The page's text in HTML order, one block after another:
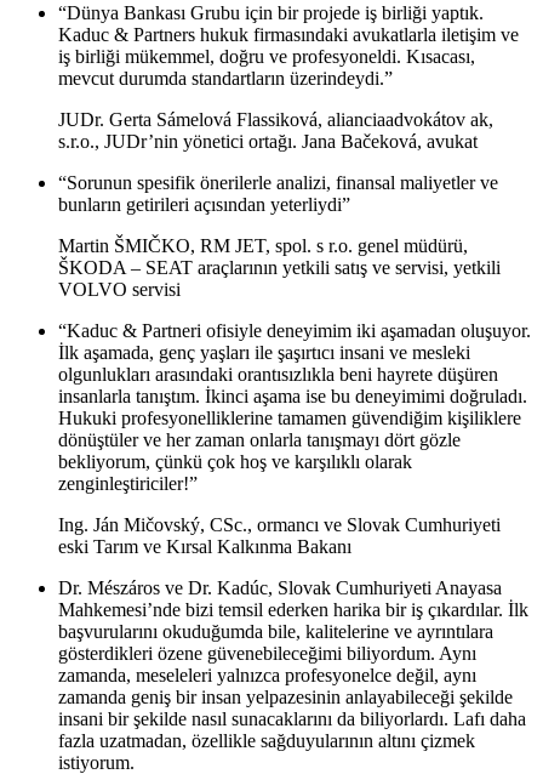
“Dünya Bankası Grubu için bir projede iş birliği yaptık.
Kaduc & Partners hukuk firmasındaki avukatlarla iletişim ve
iş birliği mükemmel, doğru ve profesyoneldi. Kısacası,
mevcut durumda standartların üzerindeydi.”
JUDr. Gerta Sámelová Flassiková, alianciaadvokátov ak,
s.r.o., JUDr’nin yönetici ortağı. Jana Bačeková, avukat
“Sorunun spesifik önerilerle analizi, finansal maliyetler ve
bunların getirileri açısından yeterliydi”
Martin ŠMIČKO, RM JET, spol. s r.o. genel müdürü,
ŠKODA – SEAT araçlarının yetkili satış ve servisi, yetkili
VOLVO servisi
“Kaduc & Partneri ofisiyle deneyimim iki aşamadan oluşuyor.
İlk aşamada, genç yaşları ile şaşırtıcı insani ve mesleki
olgunlukları arasındaki orantısızlıkla beni hayrete düşüren
insanlarla tanıştım. İkinci aşama ise bu deneyimimi doğruladı.
Hukuki profesyonelliklerine tamamen güvendiğim kişiliklere
dönüştüler ve her zaman onlarla tanışmayı dört gözle
bekliyorum, çünkü çok hoş ve karşılıklı olarak
zenginleştiriciler!”
Ing. Ján Mičovský, CSc., ormancı ve Slovak Cumhuriyeti
eski Tarım ve Kırsal Kalkınma Bakanı
Dr. Mészáros ve Dr. Kadúc, Slovak Cumhuriyeti Anayasa
Mahkemesi’nde bizi temsil ederken harika bir iş çıkardılar. İlk
başvurularını okuduğumda bile, kalitelerine ve ayrıntılara
gösterdikleri özene güvenebileceğimi biliyordum. Aynı
zamanda, meseleleri yalnızca profesyonelce değil, aynı
zamanda geniş bir insan yelpazesinin anlayabileceği şekilde
insani bir şekilde nasıl sunacaklarını da biliyorlardı. Lafı daha
fazla uzatmadan, özellikle sağduyularının altını çizmek
istiyorum.